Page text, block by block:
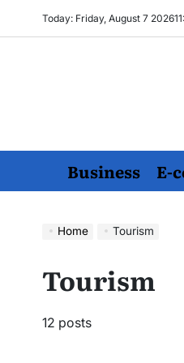
Today: Friday, August 7 202611:
Business E-
Home Tourism
Tourism
12 posts